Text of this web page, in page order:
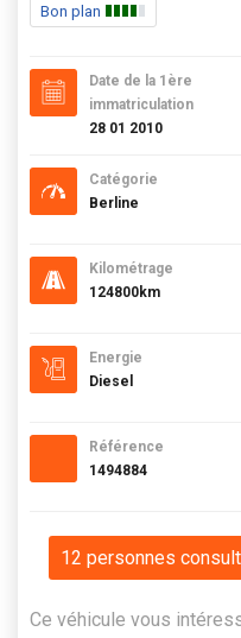
Bon plan
Date de la 1ère
immatriculation
28 01 2010
Catégorie
Berline
Kilométrage
124800km
Energie
Diesel
Référence
1494884
12 personnes
Ce véhicule vous